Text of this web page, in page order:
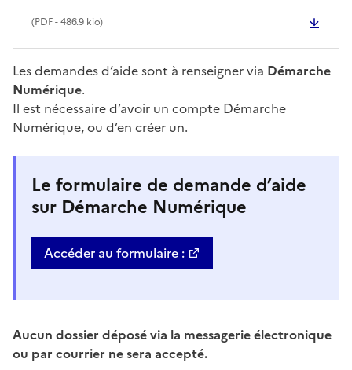
(PDF- 486.9 kio)
Les demandes d’aide sont à renseigner via Démarche
Numérique.
Il est nécessaire d’avoir un compte Démarche
Numérique, ou d’en créer un.
Le formulaire de demande d’aide
sur Démarche Numérique
Accéder au formulaire :
Aucun dossier déposé via la messagerie électronique
ou par courrier ne sera accepté.